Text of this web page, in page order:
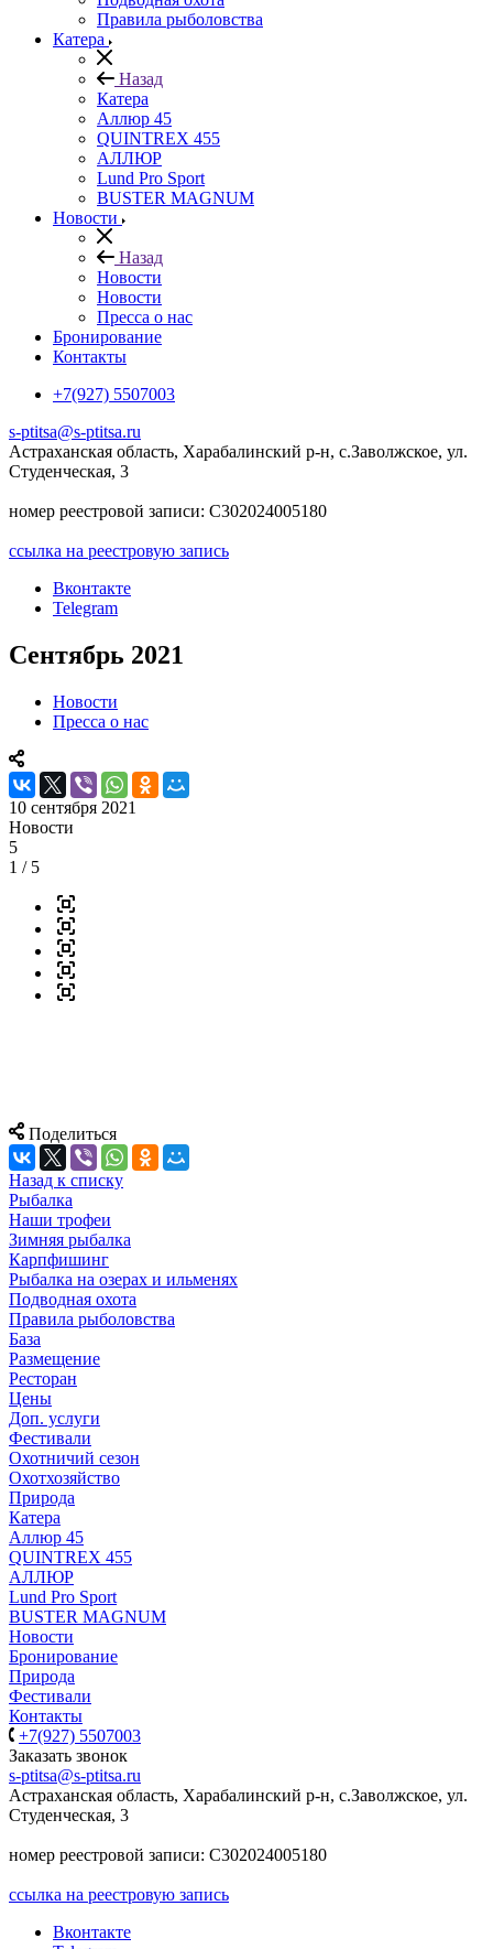
Правила рыболовства
Катера
Назад
Катера
Аллюр 45
QUINTREX 455
АЛЛЮР
Lund Рro Sport
BUSTER MAGNUM
Новости
Назад
Новости
Новости
Пресса о нас
Бронирование
Контакты
+7(927) 5507003
s-ptitsa@s-ptitsa.ru
Астраханская область, Харабалинский р-н, с.Заволжское, ул.
Студенческая, 3
номер реестровой записи: С302024005180
ссылка на реестровую запись
Вконтакте
Telegram
Сентябрь 2021
Новости
Пресса о нас
10 сентября 2021
Новости
5
1 / 5
Поделиться
Назад к списку
Рыбалка
Наши трофеи
Зимняя рыбалка
Карпфишинг
Рыбалка на озерах и ильменях
Подводная охота
Правила рыболовства
База
Размещение
Ресторан
Цены
Доп. услуги
Фестивали
Охотничий сезон
Охотхозяйство
Природа
Катера
Аллюр 45
QUINTREX 455
АЛЛЮР
Lund Рro Sport
BUSTER MAGNUM
Новости
Бронирование
Природа
Фестивали
Контакты
+7(927) 5507003
Заказать звонок
s-ptitsa@s-ptitsa.ru
Астраханская область, Харабалинский р-н, с.Заволжское, ул.
Студенческая, 3
номер реестровой записи: С302024005180
ссылка на реестровую запись
Вконтакте